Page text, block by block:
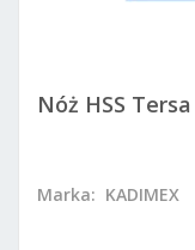
Nóż HSS
Marka: KADIMEX